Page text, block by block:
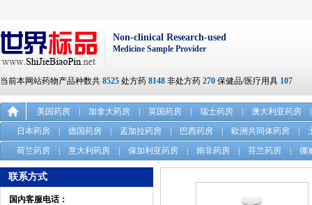
Non-clinical Research-used
Medicine Sample Provider
当前本网站药物产品种数共 8525 处方药 8148 非处方药 270 保健品/医疗用具 107
美国药房 加拿大药房 英国药房 瑞士药房 澳大利亚药房
日本药房
德国药房 孟加拉药房 巴西药房 欧洲共同体药房
荷兰药房
意大利药房 保加利亚药房 南非药房 芬兰药房 挪
联系方式
国内客服电话：